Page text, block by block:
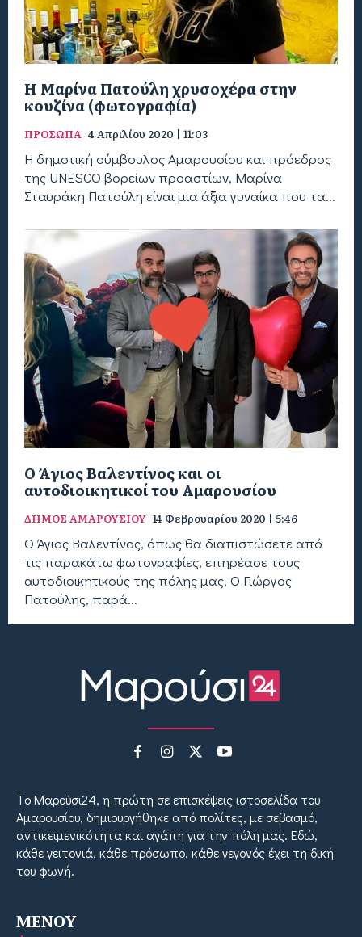
Η Μαρίνα Πατούλη χρυσοχέρα στην
κουζίνα (φωτογραφία)
ΠΡΟΣΩΠΑ 4 Απριλίου 2020 | 11:03
Η δημοτική σύμβουλος Αμαρουσίου και πρόεδρος
της UNESCO βορείων προαστίων, Μαρίνα
Σταυράκη Πατούλη είναι μια άξια γυναίκα που τα...
Ο Άγιος Βαλεντίνος και οι
αυτοδιοικητικοί του Αμαρουσίου
ΔΗΜΟΣ ΑΜΑΡΟΥΣΙΟΥ 14 Φεβρουαρίου 2020 | 5:46
Ο Άγιος Βαλεντίνος, όπως θα διαπιστώσετε από
τις παρακάτω φωτογραφίες, επηρέασε τους
αυτοδιοικητικούς της πόλης μας. Ο Γιώργος
Πατούλης, παρά...
Tο Μαρούσι24, η πρώτη σε επισκέψεις ιστοσελίδα του
Αμαρουσίου, δημιουργήθηκε από πολίτες, με σεβασμό,
αντικειμενικότητα και αγάπη για την πόλη μας. Εδώ,
κάθε γειτονιά, κάθε πρόσωπο, κάθε γεγονός έχει τη δική
του φωνή.
MENOY